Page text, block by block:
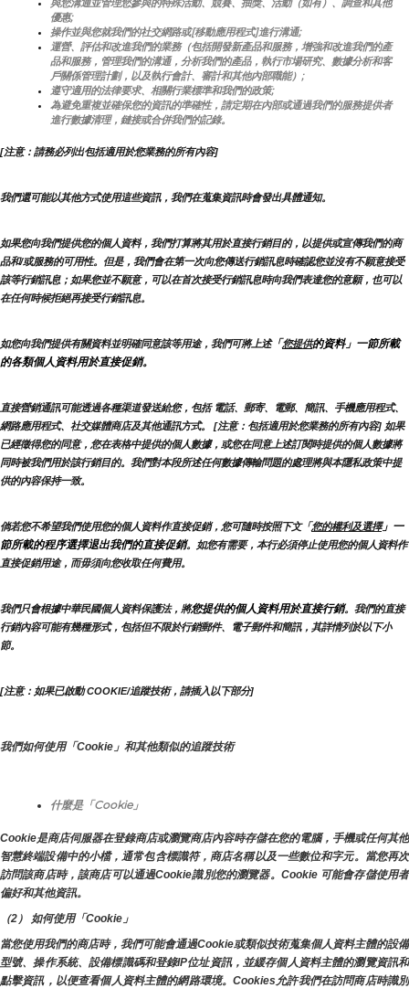
與您溝通並管理您參與的特殊活動、競賽、抽獎、活動（如有）、調查和其他
優惠;
操作並與您就我們的社交網路或[移動應用程式]進行溝通;
運營、評估和改進我們的業務（包括開發新產品和服務，增強和改進我們的產
品和服務，管理我們的溝通，分析我們的產品，執行市場研究、數據分析和客
戶關係管理計劃，以及執行會計、審計和其他內部職能）;
遵守適用的法律要求、相關行業標準和我們的政策;
為避免重複並確保您的資訊的準確性，請定期在內部或通過我們的服務提供者
進行數據清理，鏈接或合併我們的記錄。
[注意：請務必列出包括適用於您業務的所有內容]
我們還可能以其他方式使用這些資訊，我們在蒐集資訊時會發出具體通知。
如果您向我們提供您的個人資料，我們打算將其用於直接行銷目的，以提供或宣傳我們的商
品和/或服務的可用性。但是，我們會在第一次向您傳送行銷訊息時確認您並沒有不願意接受
該等行銷訊息；如果您並不願意，可以在首次接受行銷訊息時向我們表達您的意願，也可以
在任何時候拒絕再接受行銷訊息。
如您向我們提供有關資料並明確同意該等用途，我們可將上述「您提供的資料」一節所載
的各類個人資料用於直接促銷。
直接營銷通訊可能透過各種渠道發送給您，包括 電話、郵寄、電郵、簡訊、手機應用程式、
網路應用程式、社交媒體商店及其他通訊方式。 [注意：包括適用於您業務的所有內容] 如果
已經徵得您的同意，您在表格中提供的個人數據，或您在同意上述訂閱時提供的個人數據將
同時被我們用於該行銷目的。我們對本段所述任何數據傳輸問題的處理將與本隱私政策中提
供的內容保持一致。
倘若您不希望我們使用您的個人資料作直接促銷，您可隨時按照下文「您的權利及選擇」一
節所載的程序選擇退出我們的直接促銷。如您有需要，本行必須停止使用您的個人資料作
直接促銷用途，而毋須向您收取任何費用。
我們只會根據中華民國個人資料保護法，將您提供的個人資料用於直接行銷。我們的直接
行銷內容可能有幾種形式，包括但不限於行銷郵件、電子郵件和簡訊，其詳情列於以下小
節。
[注意：如果已啟動 COOKIE/追蹤技術，請插入以下部分]
我們如何使用「Cookie」和其他類似的追蹤技術
什麼是「Cookie」
Cookie是商店伺服器在登錄商店或瀏覽商店內容時存儲在您的電腦，手機或任何其他
智慧終端設備中的小檔，通常包含標識符，商店名稱以及一些數位和字元。當您再次
訪問該商店時，該商店可以通過Cookie識別您的瀏覽器。Cookie 可能會存儲使用者
偏好和其他資訊。
（2） 如何使用「Cookie」
當您使用我們的商店時，我們可能會通過Cookie或類似技術蒐集個人資料主體的設備
型號、操作系統、設備標識碼和登錄IP位址資訊，並緩存個人資料主體的瀏覽資訊和
點擊資訊，以便查看個人資料主體的網路環境。Cookies允許我們在訪問商店時識別